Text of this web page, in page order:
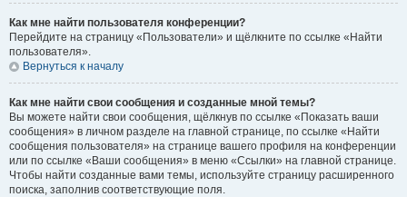
Как мне найти пользователя конференции?
Перейдите на страницу «Пользователи» и щёлкните по ссылке «Найти
пользователя».
Вернуться к началу
Как мне найти свои сообщения и созданные мной темы?
Вы можете найти свои сообщения, щёлкнув по ссылке «Показать ваши
сообщения» в личном разделе на главной странице, по ссылке «Найти
сообщения пользователя» на странице вашего профиля на конференции
или по ссылке «Ваши сообщения» в меню «Ссылки» на главной странице.
Чтобы найти созданные вами темы, используйте страницу расширенного
поиска, заполнив соответствующие поля.